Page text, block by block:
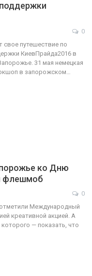
0
свое путешествие по
КиевПрайда2016 в
31 мая немецкая
в запорожском…
ко Дню
флешмоб
0
Международный
креативной акцией. А
— показать, что